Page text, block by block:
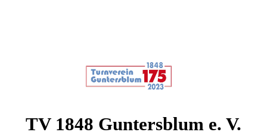
TV 1848 Guntersblum e. V.